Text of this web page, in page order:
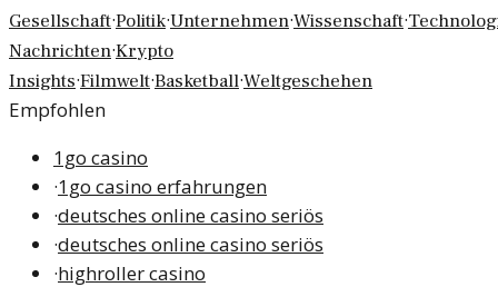
Gesellschaft·Politik·Unternehmen·Wissenschaft·
Nachrichten·Krypto
Insights·Filmwelt·Basketball·Weltgeschehen
Empfohlen
1go casino
·1go casino erfahrungen
·deutsches online casino seriös
·deutsches online casino seriös
·highroller casino